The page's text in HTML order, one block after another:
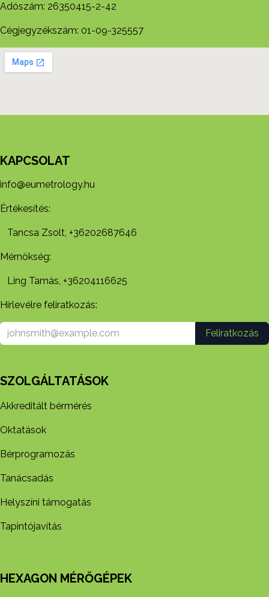
Adószám: 26350415-2-42
Cégjegyzékszám: 01-09-325557
KAPCSOLAT
info@eumetrology.hu
Értékesítés:
Tancsa Zsolt, +36202687646
Mérnökség:
Ling Tamás, +36204116625
Hírlevélre feliratkozás:
Feliratkozás
SZOLGÁLTATÁSOK
Akkreditált bérmérés
Oktatások
Bérprogramozás
Tanácsadás
Helyszíni támogatás
Tapintójavítás
HEXAGON MÉRŐGÉPEK